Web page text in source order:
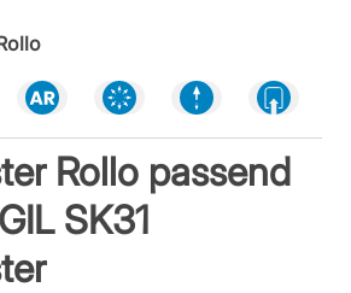
Rollo passend
SK31